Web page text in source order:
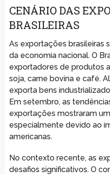
CENÁRIO DAS
BRASILEIRAS
As exportações brasileiras
da economia nacional. O
exportadores de produtos
soja, carne bovina e café.
exporta bens
Em setembro, as
exportações mostraram
especialmente devido ao
americanas.
No contexto recente, as
desafios significativos. O